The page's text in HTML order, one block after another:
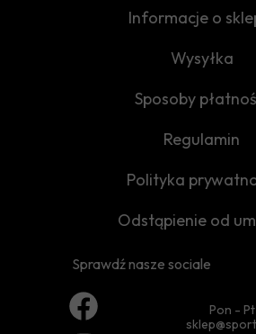
Pon -
Sprawdź nasze sociale
Odstąpienie od
Polityka
Regulamin
Sposoby
Wysyłka
Informacje o